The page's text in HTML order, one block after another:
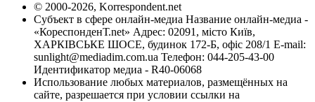
© 2000-2026, Korrespondent.net
Субъект в сфере онлайн-медиа Название онлайн-медиа -
«КореспонденТ.net» Адрес: 02091, місто Київ,
ХАРКІВСЬКЕ ШОСЕ, будинок 172-Б, офіс 208/1 E-mail:
sunlight@mediadim.com.ua Телефон: 044-205-43-00
Идентификатор медиа - R40-06068
Использование любых материалов, размещённых на
сайте, разрешается при условии ссылки на